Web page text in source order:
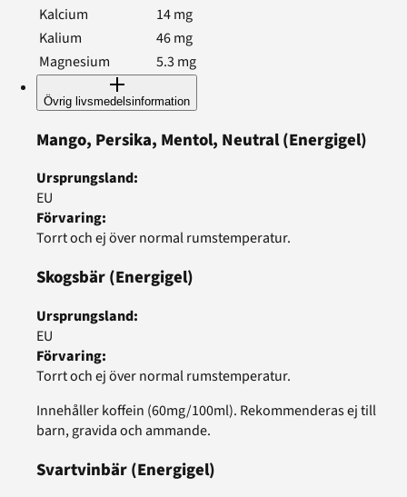
Kalcium
14mg
Kalium
46mg
Magnesium
5.3 mg
Övrig livsmedelsinformation
Mango, Persika, Mentol, Neutral(Energigel)
Ursprungsland:
EU
Förvaring:
Torrt och ej över normal rumstemperatur.
Skogsbär(Energigel)
Ursprungsland:
EU
Förvaring:
Torrt och ej över normal rumstemperatur.
Innehåller koffein (60mg/100ml). Rekommenderas ej till
barn, gravida och ammande.
Svartvinbär(Energigel)